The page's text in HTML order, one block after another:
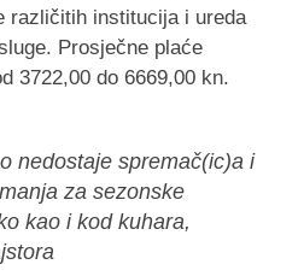
različitih institucija i ureda
Prosječne plaće
3722,00 do 6669,00 kn.
nedostaje spremač(ic)a i
za sezonske
kao i kod kuhara,